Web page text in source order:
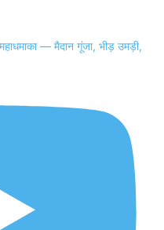
— मैदान गूंजा, भीड़ उमड़ी,